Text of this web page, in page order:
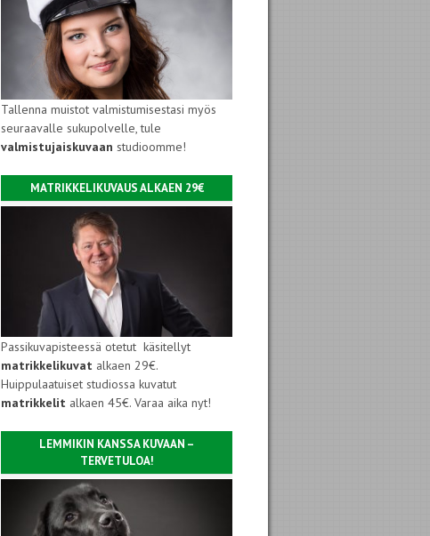
Tallenna muistot valmistumisestasi myös
seuraavalle sukupolvelle, tule
valmistujaiskuvaan studioomme!
MATRIKKELIKUVAUS ALKAEN 29€
Passikuvapisteessä otetut käsitellyt
matrikkelikuvat alkaen 29€.
Huippulaatuiset studiossa kuvatut
matrikkelit alkaen 45€. Varaa aika nyt!
LEMMIKIN KANSSA KUVAAN –
TERVETULOA!